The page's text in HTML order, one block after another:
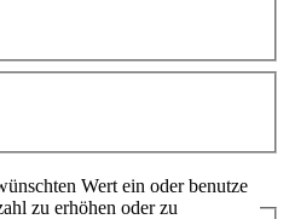
Wert ein oder benutze
zu erhöhen oder zu